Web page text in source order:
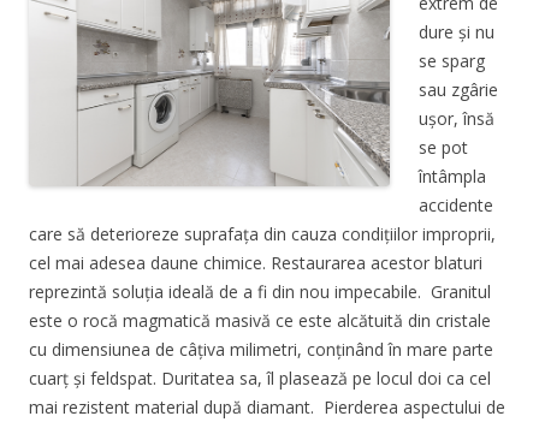
dure și nu
se sparg
sau zgârie
ușor, însă
se pot
întâmpla
accidente
care să deterioreze suprafața din cauza condițiilor improprii,
cel mai adesea daune chimice. Restaurarea acestor blaturi
reprezintă soluția ideală de a fi din nou impecabile. Granitul
este o rocă magmatică masivă ce este alcătuită din cristale
cu dimensiunea de câțiva milimetri, conținând în mare parte
cuarț și feldspat. Duritatea sa, îl plasează pe locul doi ca cel
mai rezistent material după diamant. Pierderea aspectului de